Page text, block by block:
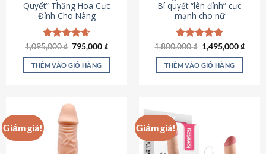
Quyết” Thăng Hoa Cực
Đỉnh Cho Nàng
Được xếp
hạng4.65
5 sao
1,095,000₫ Giá
là:
1,095,000 ₫.
795,000₫Giá
tại
THÊM VÀO GIỎ HÀNG
Bí quyết “lên đỉnh” cực
mạnh cho nữ
Được xếp
hạng4.89
5 sao
1,800,000₫ Giá
gốc
là:
1,800,000 ₫.
1,495,000₫Giá
THÊM VÀO GIỎ HÀNG
Giảm giá! Giảm giá!